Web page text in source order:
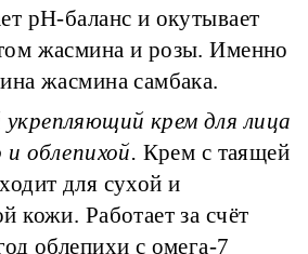
рН-баланс и окутывает
жасмина и розы. Именно
жасмина самбака.
крем для лица
и облепихой. Крем с таящей
для сухой и
кожи. Работает за счёт
облепихи с омега-7